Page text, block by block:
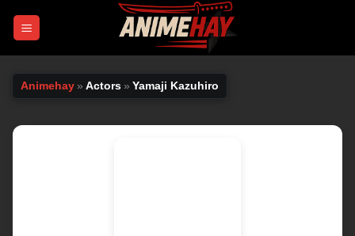
Animehay » Actors » Yamaji Kazuhiro